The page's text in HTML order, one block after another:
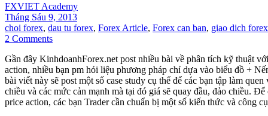
FXVIET Academy
Tháng Sáu 9, 2013
choi forex, dau tu forex, Forex Article, Forex can ban, giao dich forex
2 Comments
Gần đây KinhdoanhForex.net post nhiều bài về phân tích kỹ thuật
action, nhiều bạn pm hỏi liệu phương pháp chỉ dựa vào biểu đồ +
bài viết này sẽ post một số case study cụ thể để các bạn tập làm
chiều và các mức cản mạnh mà tại đó giá sẽ quay đầu, đảo chiều.
price action, các bạn Trader cần chuẩn bị một số kiến thức và công